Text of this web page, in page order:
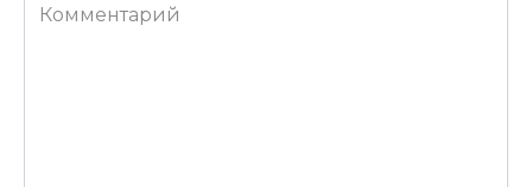
Комментарий